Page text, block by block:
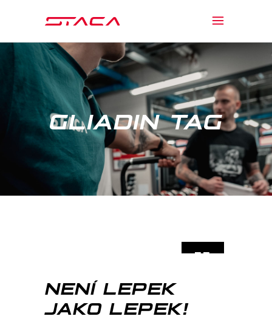
GLIADIN TAG
11
NENÍ LEPEK
JAKO LEPEK!